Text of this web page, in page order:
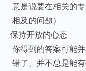
意是说要在相关的
相及的问题）
保持开放的心态
你得到的答案可能
错了。并不总是能